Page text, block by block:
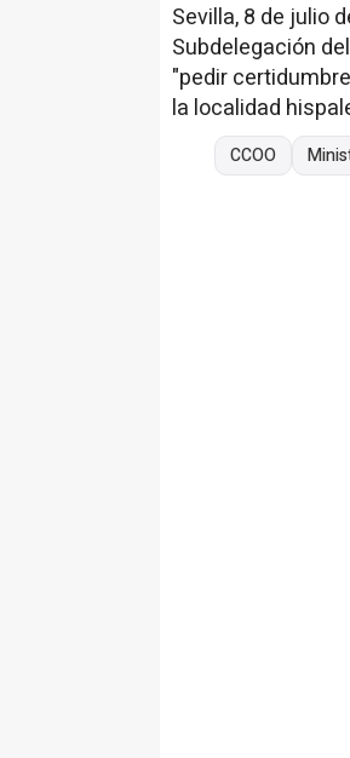
Sevilla, 8 de julio
Subdelegación
"pedir
la localidad
CCOO